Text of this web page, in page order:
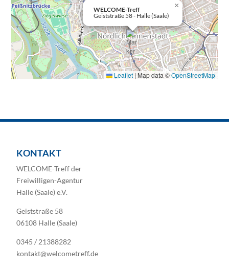
WELCOME-Treff
Geiststraße 58 - Halle (Saale)
×
Leaflet | Map data ©OpenStreetMap
KONTAKT
WELCOME-Treff der
Freiwilligen-Agentur
Halle (Saale) e.V.
Geiststraße 58
06108 Halle (Saale)
0345 / 21388282
kontakt@welcometreff.de